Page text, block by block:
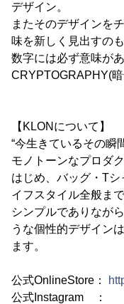
デザイン。
またそのデザインを
味を新しく見出すのも
数字には必ず意味が
CRYPTOGRAPHY(暗
【KLONについて】
“今生きているその瞬
モノトーンなプロダ
はじめ、バッグ・T
イフスタイル全般ま
シンプルでありなが
うな個性的デザイン
ます。
公式OnlineStore：
公式Instagram ：